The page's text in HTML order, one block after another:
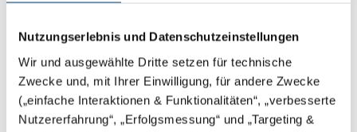
Nutzungserlebnis und Datenschutzeinstellungen
Wir und ausgewählte Dritte setzen für technische
Zwecke und, mit Ihrer Einwilligung, für andere Zwecke
(„einfache Interaktionen & Funktionalitäten“, „verbesserte
Nutzererfahrung“, „Erfolgsmessung“ und „Targeting &
bekannt zu geben.
Warum das wichtig ist:
Die chemische Charakterisierung gemäß ISO 10993-
18:2020 + Amd 1:2022 ist für die Einhaltung von